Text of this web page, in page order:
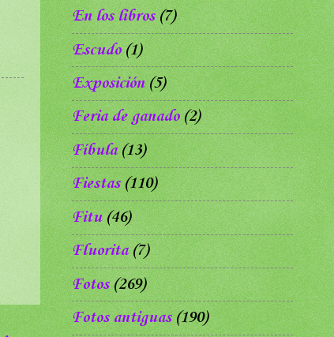
En los libros (7)
Escudo (1)
Exposición (5)
Feria de ganado (2)
Fíbula (13)
Fiestas (110)
Fitu (46)
Fluorita (7)
Fotos (269)
Fotos antiguas (190)